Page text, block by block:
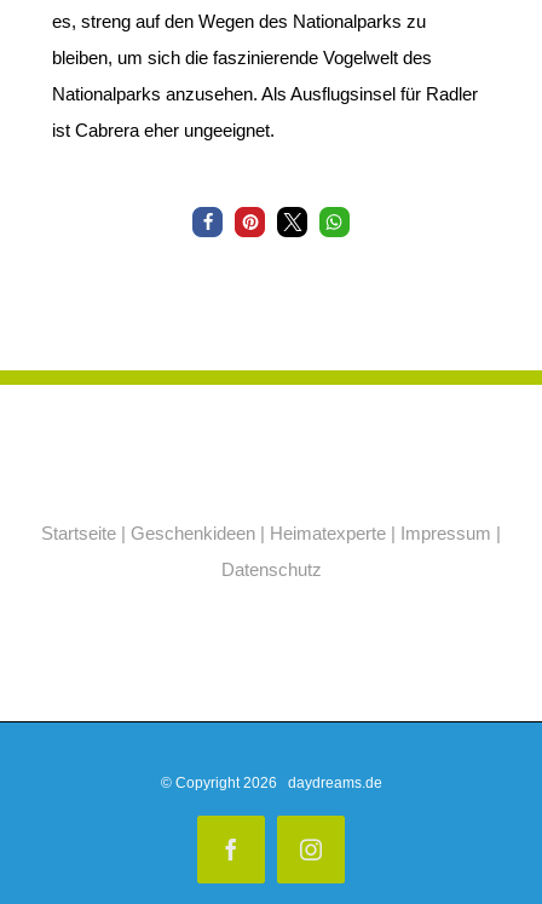
es, streng auf den Wegen des Nationalparks zu
bleiben, um sich die faszinierende Vogelwelt des
Nationalparks anzusehen. Als Ausflugsinsel für Radler
ist Cabrera eher ungeeignet.
Startseite | Geschenkideen | Heimatexperte | Impressum |
Datenschutz
© Copyright2026 daydreams.de
FacebookInstagram